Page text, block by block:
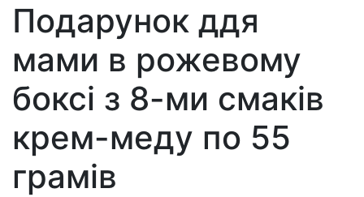
Подарунок ддя
мами в рожевому
боксі з 8-ми смаків
крем-меду по 55
грамів